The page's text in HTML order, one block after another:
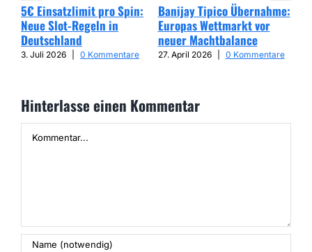
5€ Einsatzlimit pro Spin:
Neue Slot-Regeln in
Deutschland
3. Juli 2026 0 Kommentare
Banijay Tipico Übernahme:
Europas Wettmarkt vor
neuer Machtbalance
27. April 2026 0 Kommentare
Hinterlasse einen Kommentar